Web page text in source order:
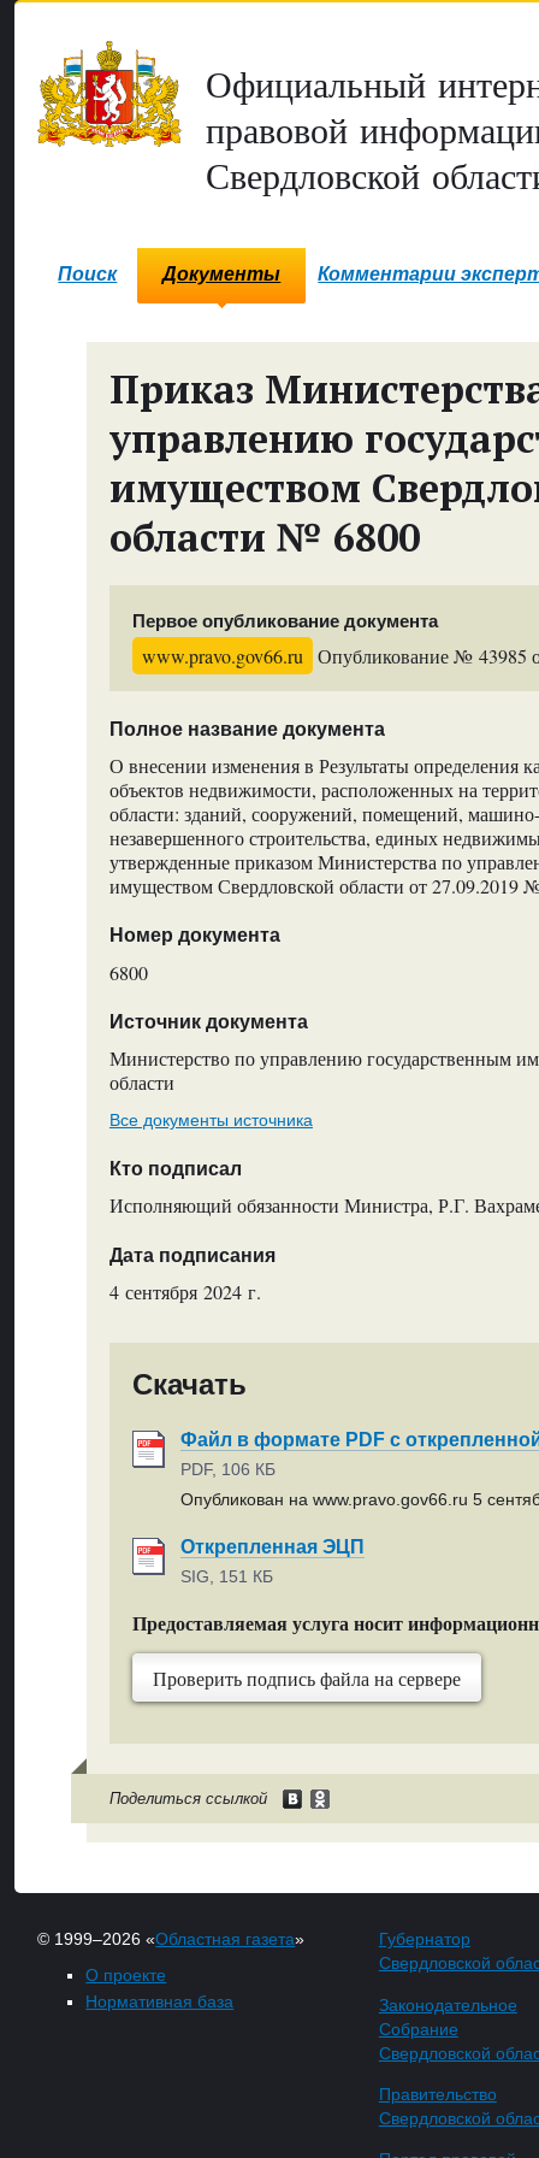
Официальный
правовой
Свердловской
Поиск Документы Комментарии
Приказ
управлению
имуществом
области № 6800
Первое опубликование документа
www.pravo.gov66.ru Опубликование № 43985
Полное название документа
О внесении изменения в Результаты определения
объектов недвижимости, расположенных на
области: зданий, сооружений, помещений,
незавершенного строительства, единых
утвержденные приказом Министерства по
имуществом Свердловской области от 27.09.2019
Номер документа
6800
Источник документа
Министерство по управлению государственным
области
Все документы источника
Кто подписал
Исполняющий обязанности Министра, Р.Г.
Дата подписания
4 сентября 2024 г.
Скачать
Файл в формате PDF с
PDF, 106 КБ
Опубликован на www.pravo.gov66.ru 5
Открепленная ЭЦП
SIG, 151 КБ
Предоставляемая услуга носит
Проверить подпись файла на сервере
Поделиться ссылкой
© 1999–2026 «Областная газета»
О проекте
Нормативная база
Губернатор
Свердловской
Законодательное
Собрание
Свердловской
Правительство
Свердловской